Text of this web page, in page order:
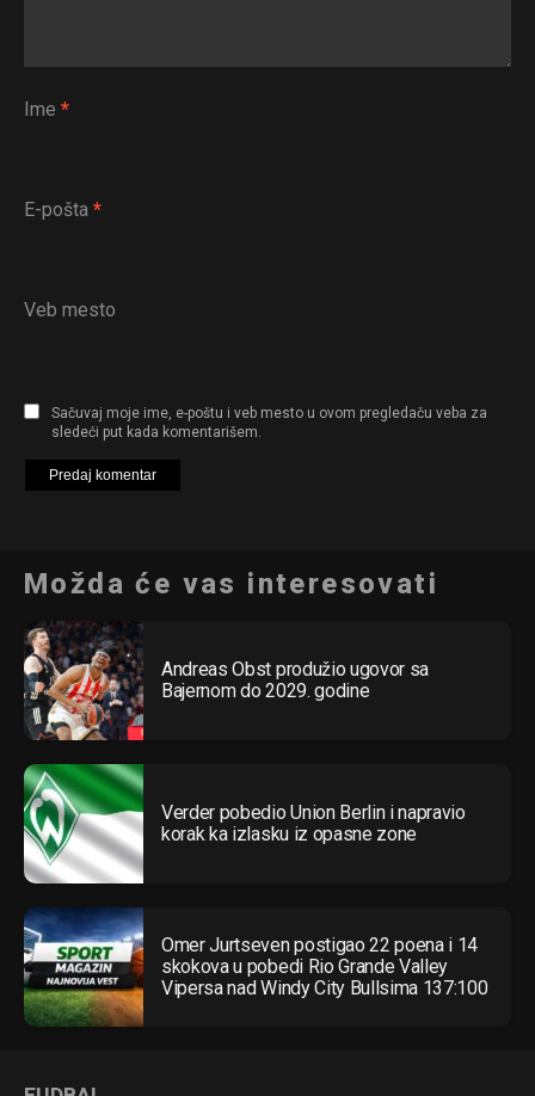
Ime *
E-pošta *
Veb mesto
Sačuvaj moje ime, e-poštu i veb mesto u ovom pregledaču veba za
sledeći put kada komentarišem.
Možda će vas interesovati
Andreas Obst produžio ugovor sa
Bajernom do 2029. godine
Verder pobedio Union Berlin i napravio
korak ka izlasku iz opasne zone
Omer Jurtseven postigao 22 poena i 14
skokova u pobedi Rio Grande Valley
Vipersa nad Windy City Bullsima 137:100